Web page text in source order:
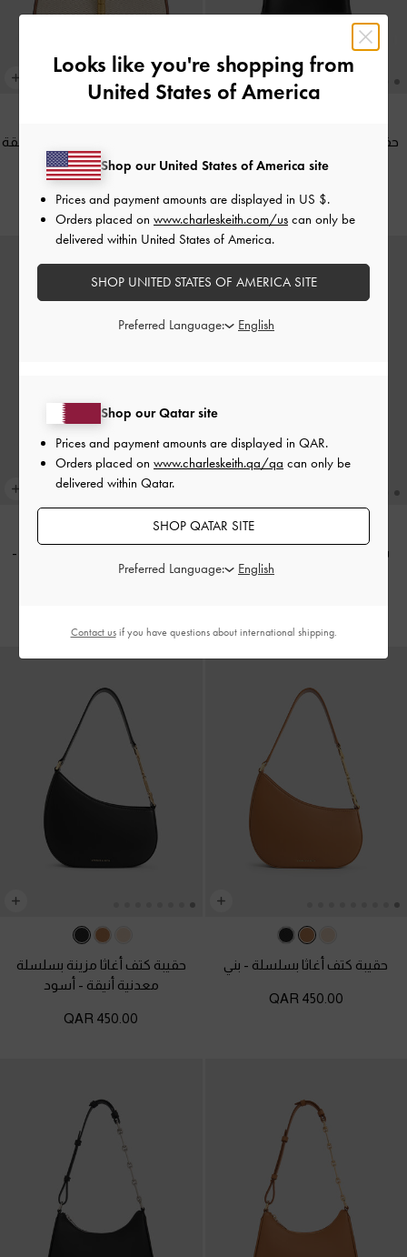
حقيبة هوبو "هازل" بعقدة
كلاسيكي
500.00 QAR
حقيبة كتف سيزيا من القماش بحلقة
معدنية-شوكولاتي
500.00 QAR
شنطة كتف سيسيا بإكسسوار
أحمر توتي فاخر
-
حقيبة كتف أغاثا بسلسلة - بني
450.00 QAR
حقيبة كتف أغاثا مزينة بسلسلة
معدنية أنيقة - أسود
450.00 QAR
Looks like you're shopping from
United States of America
Shop our Qatar site
Prices and payment amounts are displayed in QAR.
Orders placed on www.charleskeith.qa/qa can only be
delivered within Qatar.
SHOP QATAR SITE
Preferred Language:
Shop our United States of America site
Prices and payment amounts are displayed in US $.
Orders placed on www.charleskeith.com/us can only be
delivered within United States of America.
SHOP UNITED STATES OF AMERICA SITE
Preferred Language:
Contact usif you have questions about international shipping.